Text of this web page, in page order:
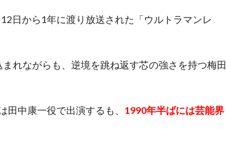
日から1年に渡り放送された「ウルトラマンレ
れながらも、逆境を跳ね返す芯の強さを持つ梅田
中康一役で出演するも、 1990年半ばには芸能界